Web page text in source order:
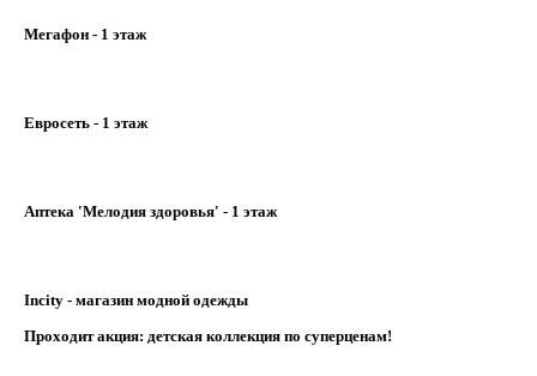
Мегафон - 1 этаж
Евросеть - 1 этаж
Аптека 'Мелодия здоровья' - 1 этаж
Incity - магазин модной одежды
Проходит акция: детская коллекция по суперценам!